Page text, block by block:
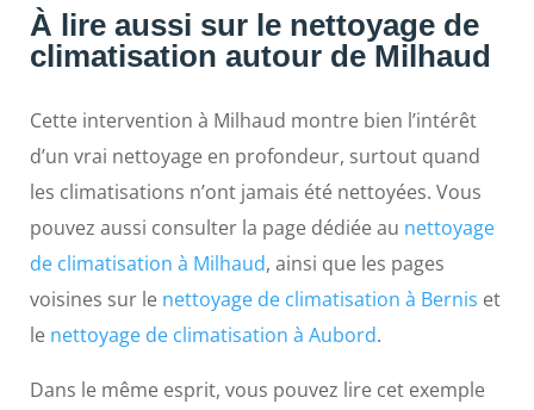
À lire aussi sur le nettoyage de
climatisation autour de Milhaud
Cette intervention à Milhaud montre bien l’intérêt
d’un vrai nettoyage en profondeur, surtout quand
les climatisations n’ont jamais été nettoyées. Vous
pouvez aussi consulter la page dédiée au nettoyage
de climatisation à Milhaud, ainsi que les pages
voisines sur le nettoyage de climatisation à Bernis et
le nettoyage de climatisation à Aubord.
Dans le même esprit, vous pouvez lire cet exemple